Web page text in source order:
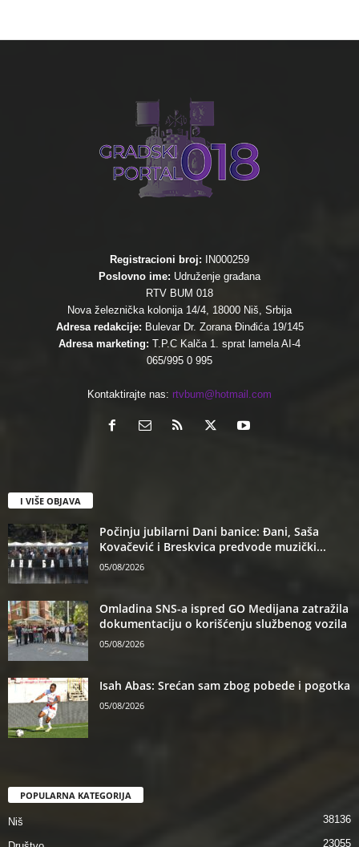
Registracioni broj:
IN000259
Poslovno ime: Udruženje građana
RTV BUM 018
Nova železnička kolonija 14/4, 18000 Niš, Srbija
Adresa redakcije: Bulevar Dr. Zorana Đinđića 19/145
Adresa marketing: T.P.C Kalča 1. sprat lamela AI-4
065/995 0 995
Kontaktirajte nas: rtvbum@hotmail.com
I VIŠE OBJAVA
Počinju jubilarni Dani banice: Đani, Saša
Kovačević i Breskvica predvode muzički...
05/08/2026
Omladina SNS-a ispred GO Medijana zatražila
dokumentaciju o korišćenju službenog vozila
05/08/2026
Isah Abas: Srećan sam zbog pobede i pogotka
05/08/2026
POPULARNA KATEGORIJA
Niš 38136
23055